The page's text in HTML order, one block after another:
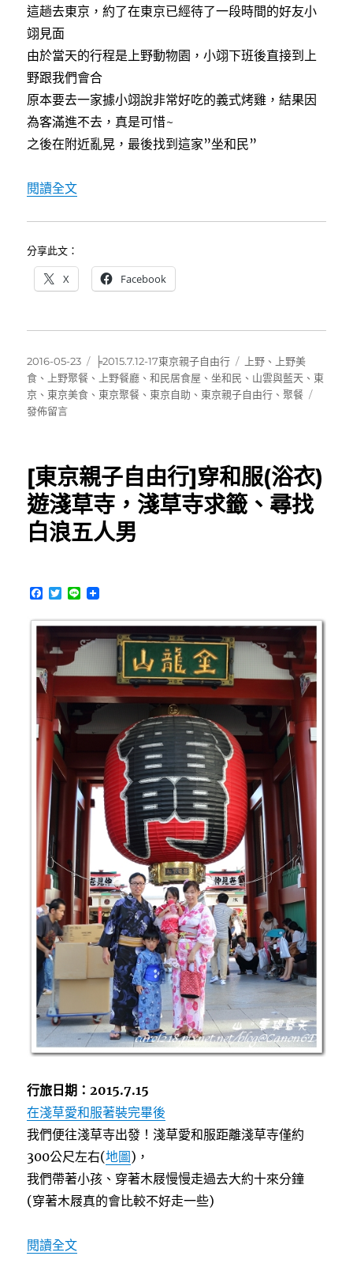
這趟去東京，約了在東京已經待了一段時間的好友小
翊見面
由於當天的行程是上野動物園，小翊下班後直接到上
野跟我們會合
原本要去一家據小翊說非常好吃的義式烤雞，結果因
為客滿進不去，真是可惜~
之後在附近亂晃，最後找到這家”坐和民”
閱讀全文〈[東京上野]坐和民~空間隱密舒適，聚會談天好
分享此文：
X Facebook
發
佈
日
期:
2016-05-23
分
類
╞2015.7.12-17東京親子自由行
標
籤
上野 、
上野美
食 、 上野聚餐 、 上野餐廳 、和民居食屋 、坐和民 、 山雲與藍天 、 東
京 、 東京美食 、 東京聚餐 、 東京自助 、 東京親子自由行 、聚餐
坐
和
適，
發佈留言
[東京親子自由行]穿和服(浴衣)
遊淺草寺，淺草寺求籤、尋找
白浪五人男
F
c
e
o
o
k
T
i
t
t
e
r
L
n
e
行旅日期：2015.7.15
在淺草愛和服著裝完畢後
我們便往淺草寺出發！淺草愛和服距離淺草寺僅約
300公尺左右(地圖)，
我們帶著小孩、穿著木屐慢慢走過去大約十來分鐘
(穿著木屐真的會比較不好走一些)
閱讀全文〈[東京親子自由行]穿和服(浴衣)遊淺草寺，淺